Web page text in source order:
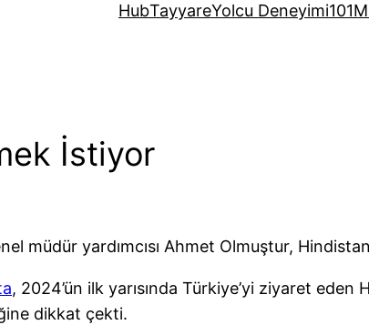
HubTayyareYolcu Deneyimi101
İstiyor
müdür yardımcısı Ahmet Olmuştur,
, 2024’ün ilk yarısında Türkiye’yi ziyaret eden
dikkat çekti.